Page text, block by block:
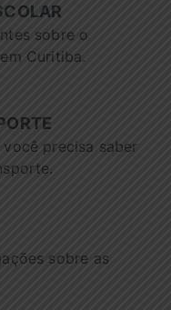
sobre o
Curitiba.
precisa saber
sobre as